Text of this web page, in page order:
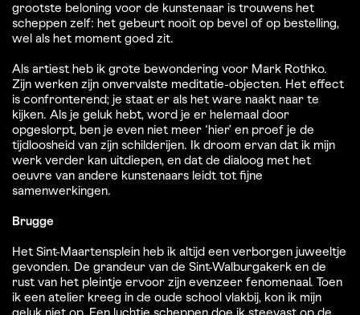
grootste beloning voor de kunstenaar is trouwens het
scheppen zelf: het gebeurt nooit op bevel of op bestelling,
wel als het moment goed zit.
Als artiest heb ik grote bewondering voor Mark Rothko.
Zijn werken zijn onvervalste meditatie-objecten. Het effect
is confronterend; je staat er als het ware naakt naar te
kijken. Als je geluk hebt, word je er helemaal door
opgeslorpt, ben je even niet meer ‘hier’ en proef je de
tijdloosheid van zijn schilderijen. Ik droom ervan dat ik mijn
werk verder kan uitdiepen, en dat de dialoog met het
oeuvre van andere kunstenaars leidt tot fijne
samenwerkingen.
Brugge
Het Sint-Maartensplein heb ik altijd een verborgen juweeltje
gevonden. De grandeur van de Sint-Walburgakerk en de
rust van het pleintje ervoor zijn evenzeer fenomenaal. Toen
ik een atelier kreeg in de oude school vlakbij, kon ik mijn